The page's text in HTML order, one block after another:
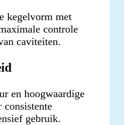
kegelvorm met
controle
caviteiten.
en hoogwaardige
consistente
gebruik.